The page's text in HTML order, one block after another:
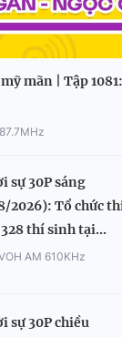
mãn | Tập
sự 30P sáng
2026): Tổ chức
thí sinh tại...
AM 610KHz
sự 30P chiều